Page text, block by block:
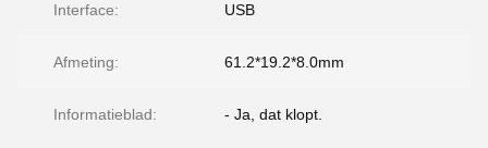
Interface: USB
Afmeting: 61.2*19.2*8.0mm
Informatieblad: - Ja, dat klopt.